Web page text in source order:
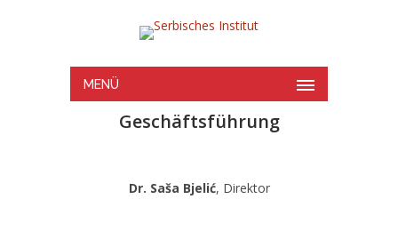
MENÜ
Geschäftsführung
Dr. Saša Bjelić, Direktor